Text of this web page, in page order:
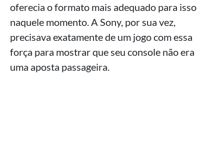
oferecia o formato mais adequado para isso
naquele momento. A Sony, por sua vez,
precisava exatamente de um jogo com essa
força para mostrar que seu console não era
uma aposta passageira.